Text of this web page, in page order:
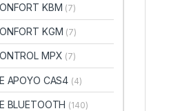
KBM (7)
KGM (7)
MPX (7)
APOYO CAS4 (4)
BLUETOOTH (140)